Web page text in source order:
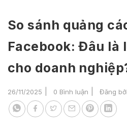
So sánh quảng
Facebook: Đâu là
cho doanh
26/11/2025 0 Bình luận Đăng bởi